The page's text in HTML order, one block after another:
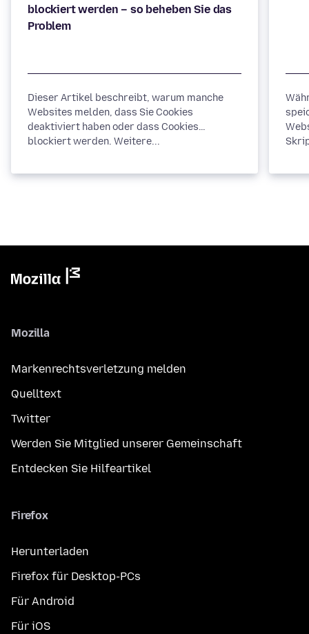
blockiert werden – so beheben Sie das
Problem
Dieser Artikel beschreibt, warum manche
Websites melden, dass Sie Cookies
deaktiviert haben oder dass Cookies
blockiert werden. Weitere...
Mozilla
Markenrechtsverletzung melden
Quelltext
Twitter
Werden Sie Mitglied unserer Gemeinschaft
Entdecken Sie Hilfeartikel
Firefox
Herunterladen
Firefox für Desktop-PCs
Für Android
Für iOS